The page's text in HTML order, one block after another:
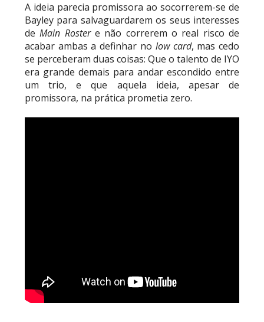
A ideia parecia promissora ao socorrerem-se de
Bayley para salvaguardarem os seus interesses
deMain Roster e não correrem o real risco de
acabar ambas a definhar no low card, mas cedo
se perceberam duas coisas: Que o talento de IYO
era grande demais para andar escondido entre
um trio, e que aquela ideia, apesar de
promissora, na prática prometia zero.